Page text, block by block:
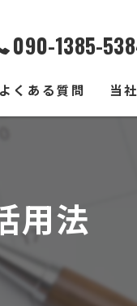
090-1385-
よくある質問 当
長距
用法